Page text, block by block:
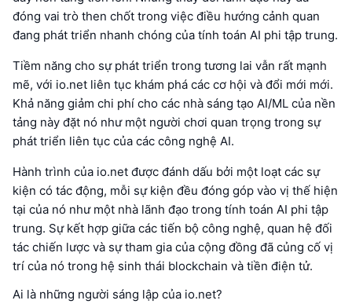
đóng vai trò then chốt trong việc điều hướng cảnh quan
đang phát triển nhanh chóng của tính toán AI phi tập trung.
Tiềm năng cho sự phát triển trong tương lai vẫn rất mạnh
mẽ, với io.net liên tục khám phá các cơ hội và đổi mới mới.
Khả năng giảm chi phí cho các nhà sáng tạo AI/ML của nền
tảng này đặt nó như một người chơi quan trọng trong sự
phát triển liên tục của các công nghệ AI.
Hành trình của io.net được đánh dấu bởi một loạt các sự
kiện có tác động, mỗi sự kiện đều đóng góp vào vị thế hiện
tại của nó như một nhà lãnh đạo trong tính toán AI phi tập
trung. Sự kết hợp giữa các tiến bộ công nghệ, quan hệ đối
tác chiến lược và sự tham gia của cộng đồng đã củng cố vị
trí của nó trong hệ sinh thái blockchain và tiền điện tử.
Ai là những người sáng lập của io.net?